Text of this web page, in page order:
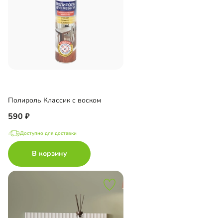
Полироль Классик с воском
590
Доступно для доставки
В корзину